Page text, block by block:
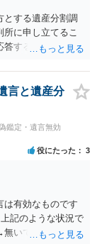
とする遺産分割調
に申し立てるこ
答する可能性がま
書類をてきぱきと
。言と遺産分
鑑定・遺言無効
役にたった 3
は有効なものです
記のような状況で
無いです。 ・分割